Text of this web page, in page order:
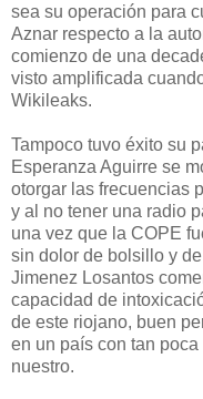
sea su operación para
Aznar respecto a la
comienzo de una
visto amplificada
Wikileaks.
Tampoco tuvo éxito su
Esperanza Aguirre se
otorgar las frecuencias
y al no tener una radio
una vez que la COPE
sin dolor de bolsillo y
Jimenez Losantos
capacidad de
de este riojano, buen
en un país con tan
nuestro.